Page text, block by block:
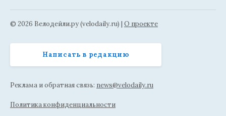
© 2026 Велодейли.ру (velodaily.ru) | О проекте
Написать в редакцию
Реклама и обратная связь: news@velodaily.ru
Политика конфиденциальности